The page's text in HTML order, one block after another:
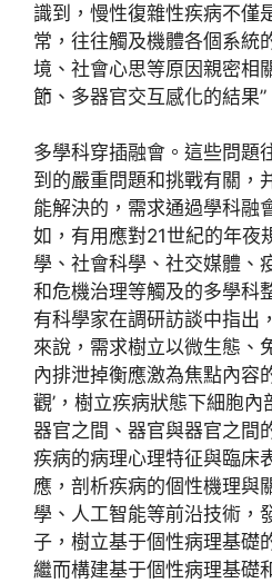
識到，慢性復雜性疾病不僅
常，往往觸及機體各個系統
境、社會心思等原因親密相
節、多器官交互感化的結果”
多學科穿插融會。這些問題
到的嚴重問題和挑戰有關，
能解決的，需求通過學科融
如，有用應對21世紀的年夜
學、社會科學、社交媒體、
和危機治理等觸及的多學科
有科學家在調研訪談中指出
來說，需求樹立以微生態、
內排泄掉衡應激為焦點內容
觀’，樹立疾病狀態下細胞
器官之間、器官與器官之間
疾病的病理心理特征與臨床
應，剖析疾病的個性機理與
學、人工智能等前沿技術，
子，樹立基于個性病理基礎
繼而構建基于個性病理基礎